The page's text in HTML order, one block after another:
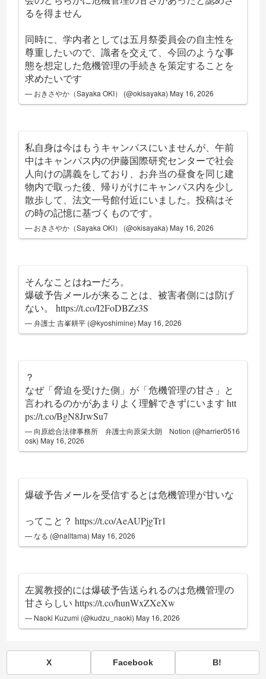
るを得ません
同時に、学内者としては五月祭委員会の自主性を
尊重したいので、識者を交えて、今回のような事
態を想定した危機管理の手続きを策定することを
求めたいです
— おきさやか（Sayaka OKI） (@okisayaka) May 16, 2026
私自身は今はもうキャンパスにいませんが、午前
中はキャンパス内の伊藤国際研究センターで社会
人向けの講義をしており、お弁当の昼食を同じ建
物内で取った後、帰りがけにキャンパス内を少し
散歩して、法文一号館付近にいました。投稿はそ
の時の記憶に基づくものです。
— おきさやか（Sayaka OKI） (@okisayaka) May 16, 2026
そんなことはねーだろ。
爆破予告メールが来ることは、被害者側には防げ
ない。https://t.co/I2FoDBZz3S
— 弁護士 吉峯耕平 (@kyoshimine) May 16, 2026
？
なぜ「脅迫を受けた側」が「危機管理の甘さ」と
言われるのかがあまりよく理解できずにいますhtt
ps://t.co/BgN8JrwSu7
— 向原総合法律事務所 弁護士向原栄大朗 Notion (@harrier0516
osk) May 16, 2026
爆破予告メールを受信するとは危機管理が甘いな
ってこと？https://t.co/AeAUPjgTr1
— なる (@nalltama) May 16, 2026
左翼教授的には爆破予告送られるのは危機管理の
甘さらしいhttps://t.co/hunWxZXeXw
— Naoki Kuzumi (@kudzu_naoki) May 16, 2026
X Facebook B!